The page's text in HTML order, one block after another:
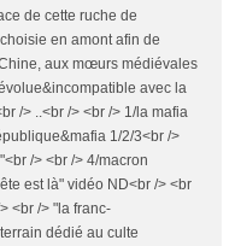
de cette ruche de
en amont afin de
aux mœurs médiévales
avec la
/> ..<br /> <br /> 1/la mafia
1/2/3<br />
/> <br /> 4/macron
est là" vidéo ND<br /> <br
<br /> "la franc-
dédié au culte